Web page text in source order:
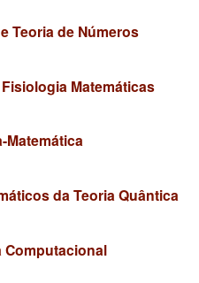
Teoria de Números
Matemáticas
Matemática
da Teoria Quântica
Computacional